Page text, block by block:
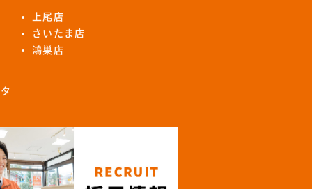
上尾店
さいたま店
鴻巣店